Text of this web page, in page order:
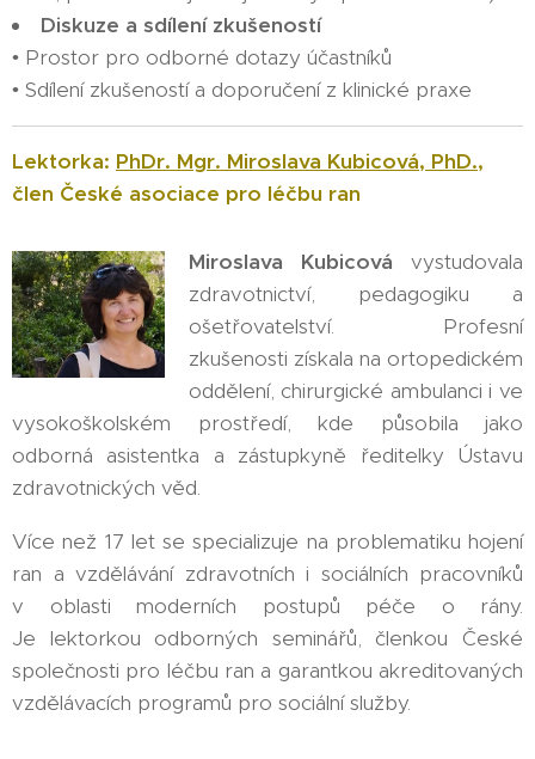
Diskuze a sdílení zkušeností
• Prostor pro odborné dotazy účastníků
• Sdílení zkušeností a doporučení z klinické praxe
Lektorka: PhDr. Mgr. Miroslava Kubicová, PhD.,
člen České asociace pro léčbu ran
Miroslava Kubicová vystudovala
zdravotnictví, pedagogiku a
ošetřovatelství. Profesní
zkušenosti získala na ortopedickém
oddělení, chirurgické ambulanci i ve
vysokoškolském prostředí, kde působila jako
odborná asistentka a zástupkyně ředitelky Ústavu
zdravotnických věd.
Více než 17 let se specializuje na problematiku hojení
ran a vzdělávání zdravotních i sociálních pracovníků
v oblasti moderních postupů péče o rány.
Je lektorkou odborných seminářů, členkou České
společnosti pro léčbu ran a garantkou akreditovaných
vzdělávacích programů pro sociální služby.